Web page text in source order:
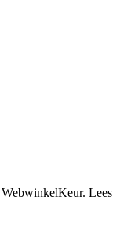
WebwinkelKeur. Lees